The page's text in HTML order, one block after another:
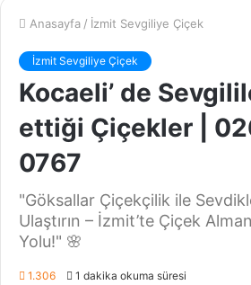
Anasayfa / İzmit Sevgiliye Çiçek
İzmit Sevgiliye Çiçek
Kocaeli’ de
ettiği Çiçekler |
0767
"Göksallar Çiçekçilik ile
Ulaştırın – İzmit’te Çiçek
Yolu!" 🌸
1.306 1 dakika okuma süresi